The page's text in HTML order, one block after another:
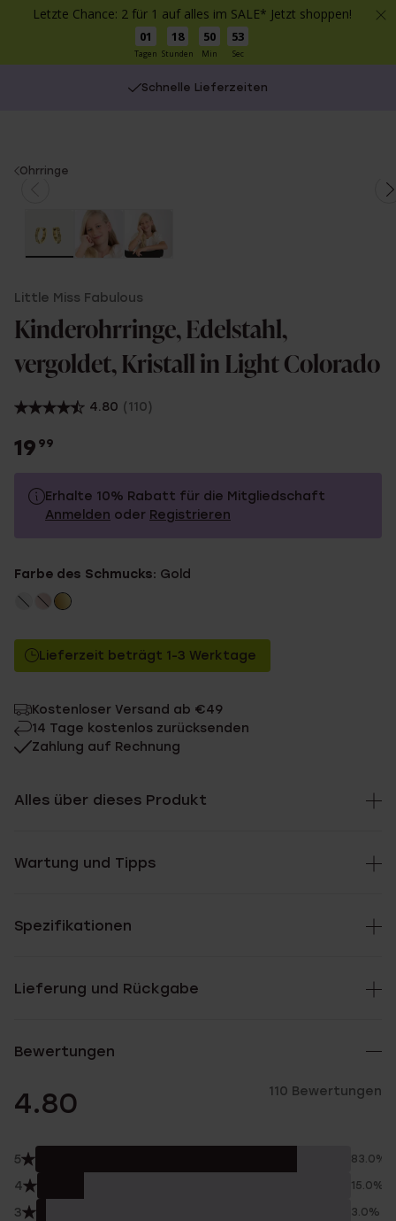
Letzte Chance: 2 für 1 auf alles im SALE* Jetzt shoppen!
01
Tagen
18
Stunden
50
Min
52
Sec
Schnelle Lieferzeiten
You
Ohrringe
Little Miss Fabulous
Kinderohrringe, Edelstahl,
vergoldet, Kristall in Light Colorado
4.80 (110)
19 99
Erhalte 10% Rabatt für die Mitgliedschaft
Anmelden oder Registrieren
Ohne Mitgliederrabatt
Farbe des Schmucks: Gold
Lieferzeit beträgt 1-3 Werktage
Kostenloser Versand ab €49
14 Tage kostenlos zurücksenden
Zahlung auf Rechnung
Alles über dieses Produkt
Wartung und Tipps
Spezifikationen
Lieferung und Rückgabe
Bewertungen
4.80 110 Bewertungen
5 83.0%
4 15.0%
3 3.0%